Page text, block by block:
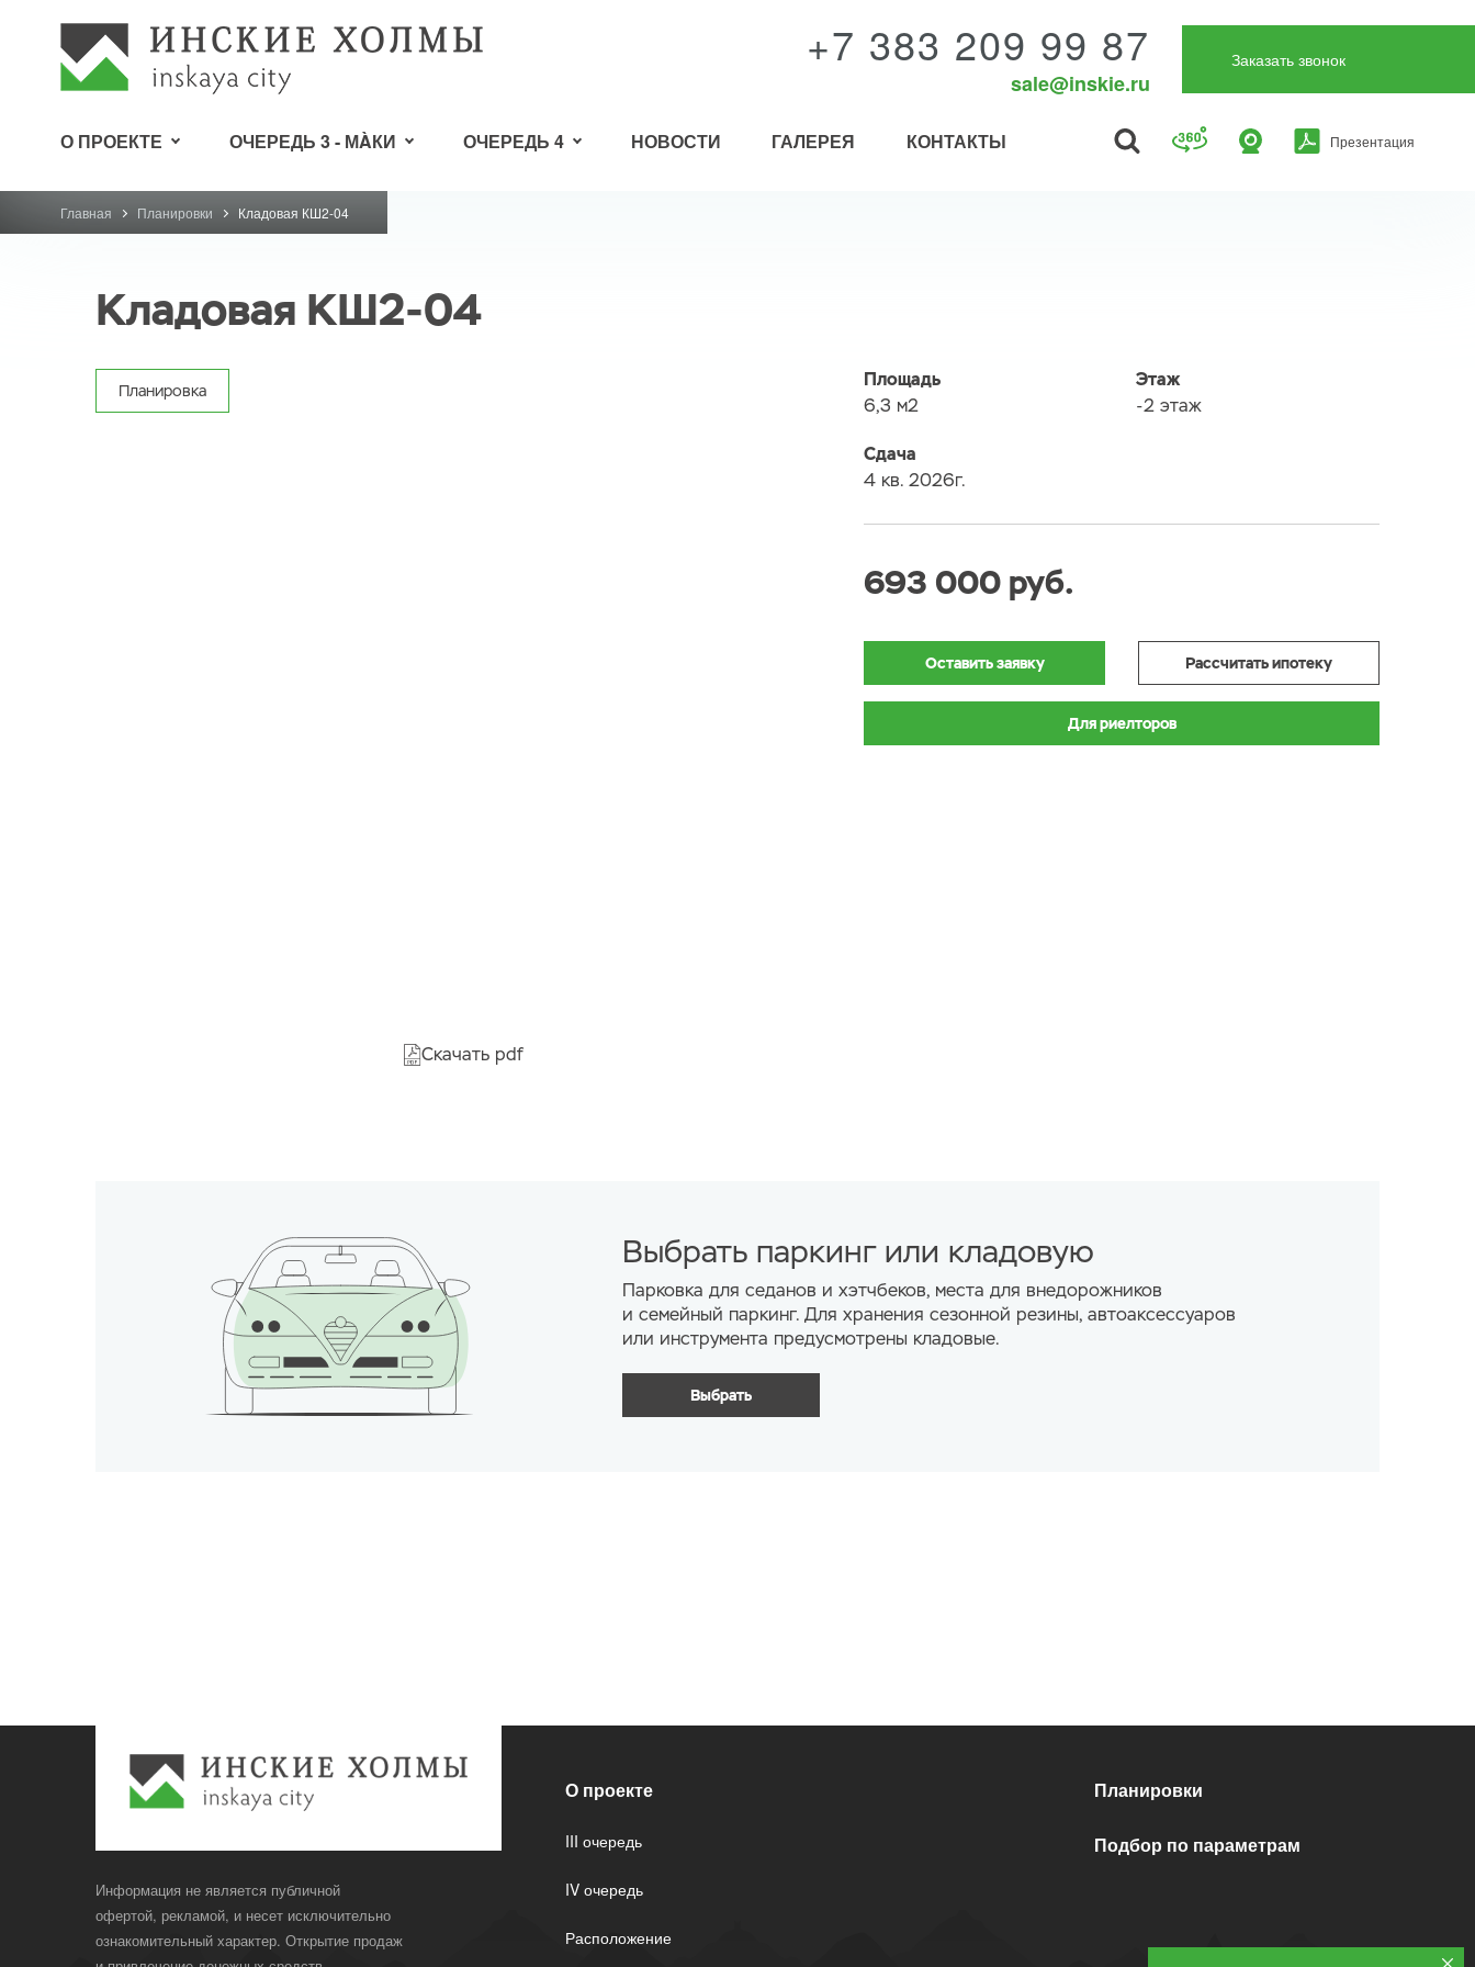
+7 383 209 99 87
sale@inskie.ru
Заказать звонок
О ПРОЕКТЕ ОЧЕРЕДЬ 3 - МÀКИ ОЧЕРЕДЬ 4 НОВОСТИ ГАЛЕРЕЯ КОНТАКТЫ Презентация
Главная Планировки Кладовая КШ2-04
Кладовая КШ2-04
Планировка
Скачать pdf
Площадь
6,3 м2
Этаж
-2 этаж
Сдача
4 кв. 2026г.
693 000 руб.
Оставить заявку Рассчитать ипотеку
Для риелторов
Выбрать паркинг или кладовую
Парковка для седанов и хэтчбеков, места для внедорожников
и семейный паркинг. Для хранения сезонной резины, автоаксессуаров
или инструмента предусмотрены кладовые.
Выбрать
Информация не является публичной
офертой, рекламой, и несет исключительно
ознакомительный характер. Открытие продаж
О проекте
III очередь
IV очередь
Расположение
Планировки
Подбор по параметрам